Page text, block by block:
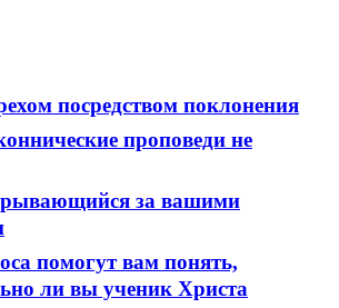
посредством поклонения
проповеди не
за вашими
помогут вам понять,
ли вы ученик Христа